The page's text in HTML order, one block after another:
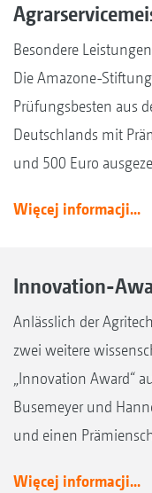
Besondere
Die Amazone-
Prüfungsbesten aus
Deutschlands mit
und 500 Euro
Więcej informacji...
Innovation-
Anlässlich der
zwei weitere
„Innovation Award“
Busemeyer und
und einen
Więcej informacji...